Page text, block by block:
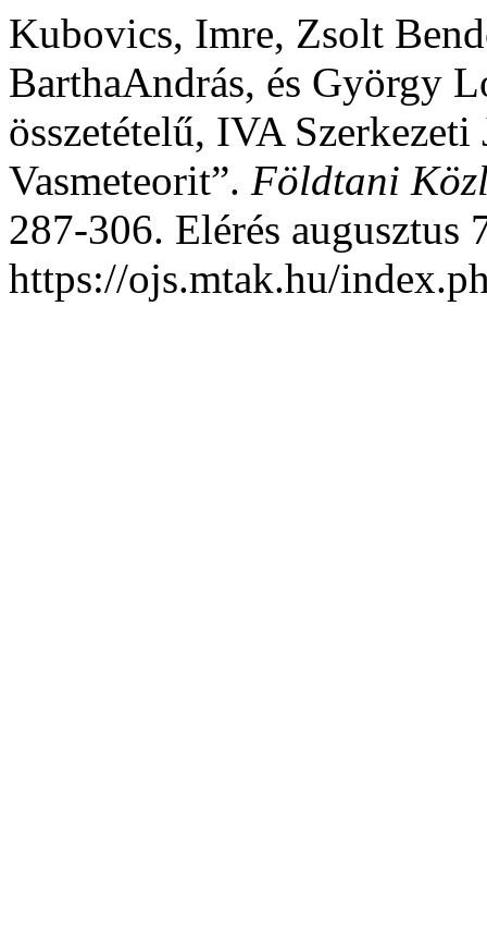
Kubovics, Imre, Zsolt
BarthaAndrás, és György
összetételű, IVA
Vasmeteorit”. Földtani
287-306. Elérés augusztus
https://ojs.mtak.hu/